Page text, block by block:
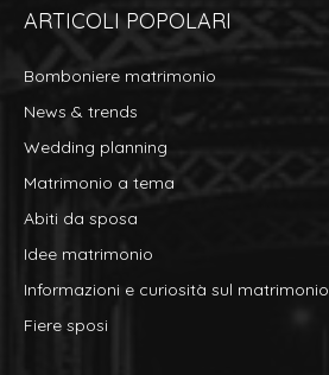
ARTICOLI POPOLARI
Bomboniere matrimonio
News & trends
Wedding planning
Matrimonio a tema
Abiti da sposa
Idee matrimonio
Informazioni e curiosità sul matrimonio
Fiere sposi